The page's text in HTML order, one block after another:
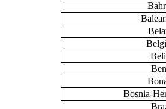
Bosnia-